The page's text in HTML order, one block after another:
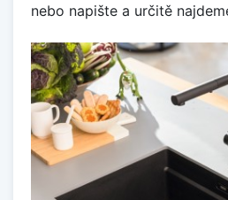
nebo napište a určitě